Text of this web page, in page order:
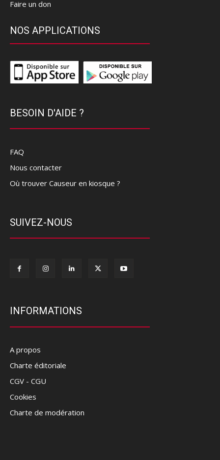
Faire un don
NOS APPLICATIONS
BESOIN D'AIDE ?
FAQ
Nous contacter
Où trouver Causeur en kiosque ?
SUIVEZ-NOUS
INFORMATIONS
A propos
Charte éditoriale
CGV - CGU
Cookies
Charte de modération